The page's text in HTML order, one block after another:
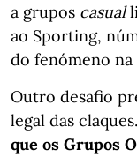
a grupos casual
ao Sporting,
do fenómeno na
Outro desafio
legal das claques.
que os Grupos